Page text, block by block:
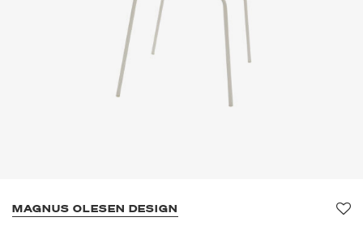
MAGNUS OLESEN DESIGN